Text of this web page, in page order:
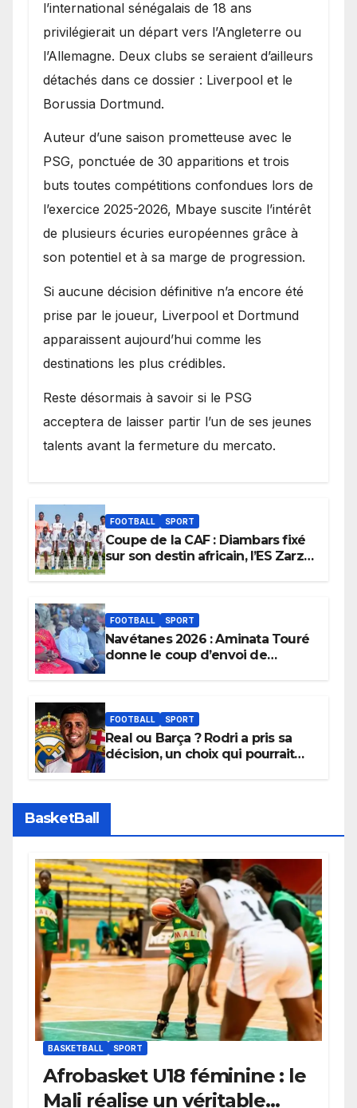
l’international sénégalais de 18 ans
privilégierait un départ vers l’Angleterre ou
l’Allemagne. Deux clubs se seraient d’ailleurs
détachés dans ce dossier : Liverpool et le
Borussia Dortmund.
Auteur d’une saison prometteuse avec le
PSG, ponctuée de 30 apparitions et trois
buts toutes compétitions confondues lors de
l’exercice 2025-2026, Mbaye suscite l’intérêt
de plusieurs écuries européennes grâce à
son potentiel et à sa marge de progression.
Si aucune décision définitive n’a encore été
prise par le joueur, Liverpool et Dortmund
apparaissent aujourd’hui comme les
destinations les plus crédibles.
Reste désormais à savoir si le PSG
acceptera de laisser partir l’un de ses jeunes
talents avant la fermeture du mercato.
FOOTBALL SPORT
Coupe de la CAF : Diambars fixé
sur son destin africain, l’ES Zarzis
FOOTBALL SPORT
Navétanes 2026 : Aminata Touré
donne le coup d’envoi de
apaisées.
FOOTBALL SPORT
Real ou Barça ? Rodri a pris sa
décision, un choix qui pourrait
BasketBall
BASKETBALL SPORT
Afrobasket U18 féminine : le
Mali réalise un véritable